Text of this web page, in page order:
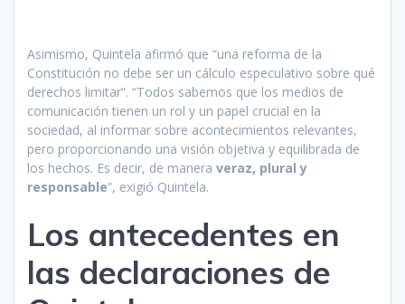
Asimismo, Quintela afirmó que “una reforma de la
Constitución no debe ser un cálculo especulativo sobre qué
derechos limitar”. “Todos sabemos que los medios de
comunicación tienen un rol y un papel crucial en la
sociedad, al informar sobre acontecimientos relevantes,
pero proporcionando una visión objetiva y equilibrada de
los hechos. Es decir, de manera veraz, plural y
responsable”, exigió Quintela.
Los antecedentes en
las declaraciones de